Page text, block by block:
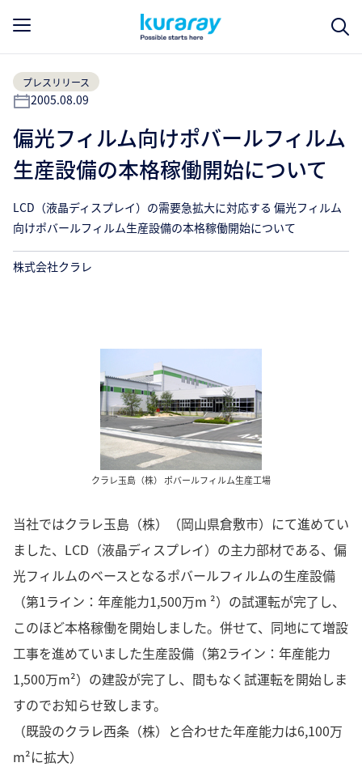
プレスリリース
2005.08.09
偏光フィルム向けポバールフィルム
生産設備の本格稼働開始について
LCD（液晶ディスプレイ）の需要急拡大に対応する 偏光フィルム
向けポバールフィルム生産設備の本格稼働開始について
株式会社クラレ
クラレ玉島（株） ポバールフィルム生産工場
当社ではクラレ玉島（株）（岡山県倉敷市）にて進めてい
ました、LCD（液晶ディスプレイ）の主力部材である、偏
光フィルムのベースとなるポバールフィルムの生産設備
（第1ライン：年産能力1,500万m ²）の試運転が完了し、
このほど本格稼働を開始しました。併せて、同地にて増設
工事を進めていました生産設備（第2ライン：年産能力
1,500万m²）の建設が完了し、間もなく試運転を開始しま
すのでお知らせ致します。
（既設のクラレ西条（株）と合わせた年産能力は6,100万
m²に拡大）